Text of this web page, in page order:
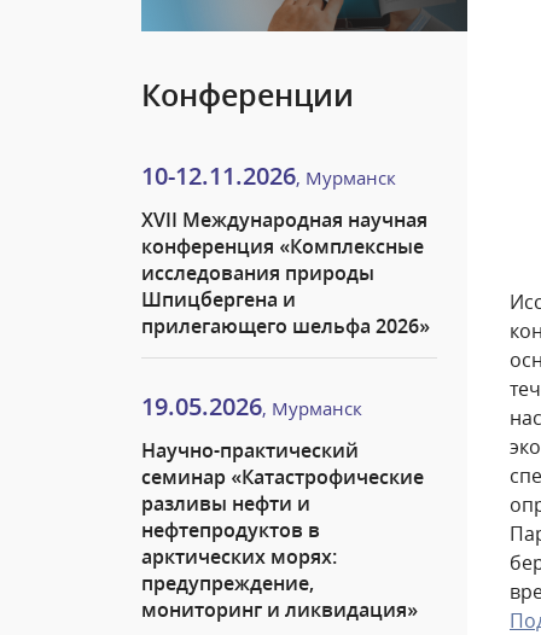
Конференции
10-12.11.2026, Мурманск
XVII Международная научная
конференция «Комплексные
исследования природы
Шпицбергена и
прилегающего шельфа 2026»
19.05.2026, Мурманск
Научно-практический
семинар «Катастрофические
разливы нефти и
нефтепродуктов в
арктических морях:
предупреждение,
мониторинг и ликвидация»